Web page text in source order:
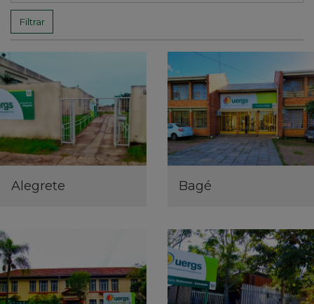
Filtrar
Alegrete Bagé